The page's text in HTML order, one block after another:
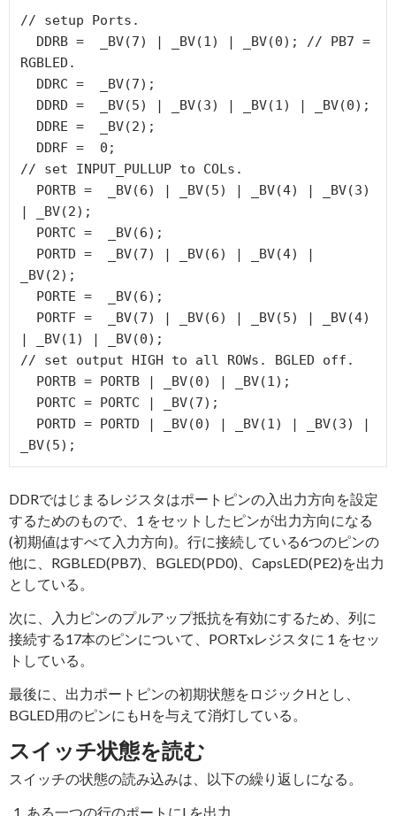
// setup Ports.
RGBLED.
// set INPUT_PULLUP to COLs.
| _BV(2);
_BV(2);
| _BV(1) | _BV(0);
// set output HIGH to all ROWs. BGLED off.
DDRではじまるレジスタはポートピンの入出力方向を設定
するためのもので、1 をセットしたピンが出力方向になる
(初期値はすべて入力方向)。行に接続している6つのピンの
他に、RGBLED(PB7)、BGLED(PD0)、CapsLED(PE2)を出力
としている。
次に、入力ピンのプルアップ抵抗を有効にするため、列に
接続する17本のピンについて、PORTxレジスタに 1 をセッ
トしている。
最後に、出力ポートピンの初期状態をロジックHとし、
BGLED用のピンにもHを与えて消灯している。
スイッチ状態を読む
スイッチの状態の読み込みは、以下の繰り返しになる。
ある一つの行のポートにLを出力